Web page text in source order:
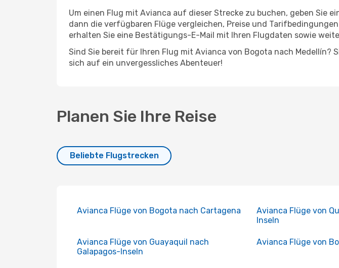
Um einen Flug mit Avianca auf dieser Strecke zu buchen, geben Sie
dann die verfügbaren Flüge vergleichen, Preise und
erhalten Sie eine Bestätigungs-E-Mail mit Ihren Flugdaten sowie
Sind Sie bereit für Ihren Flug mit Avianca von Bogota nach
sich auf ein unvergessliches Abenteuer!
Planen Sie Ihre Reise
Beliebte Flugstrecken
Avianca Flüge von Bogota nach Cartagena
Avianca Flüge von
Inseln
Avianca Flüge von Guayaquil nach
Galapagos-Inseln
Avianca Flüge von